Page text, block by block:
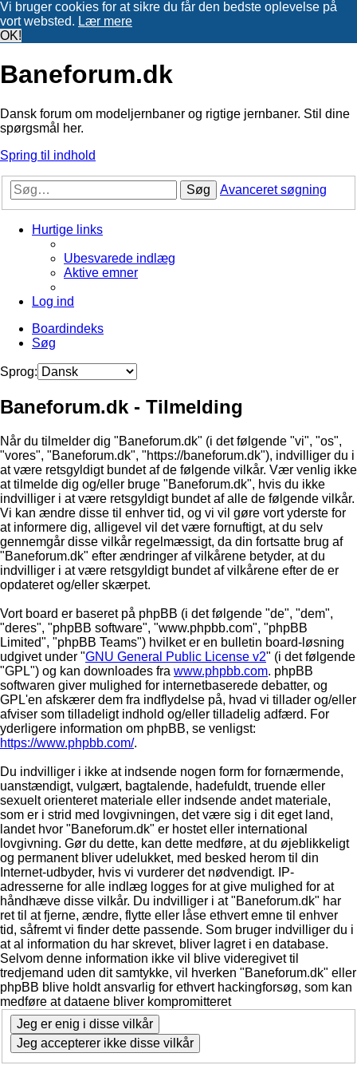
Vi bruger cookies for at sikre du får den bedste oplevelse på
vort websted. Lær mere
OK!
Baneforum.dk
Dansk forum om modeljernbaner og rigtige jernbaner. Stil dine
spørgsmål her.
Spring til indhold
Søg Avanceret søgning
Hurtige links
Ubesvarede indlæg
Aktive emner
Log ind
Boardindeks
Søg
Sprog:
Baneforum.dk - Tilmelding
Når du tilmelder dig "Baneforum.dk" (i det følgende "vi", "os",
"vores", "Baneforum.dk", "https://baneforum.dk"), indvilliger du i
at være retsgyldigt bundet af de følgende vilkår. Vær venlig ikke
at tilmelde dig og/eller bruge "Baneforum.dk", hvis du ikke
indvilliger i at være retsgyldigt bundet af alle de følgende vilkår.
Vi kan ændre disse til enhver tid, og vi vil gøre vort yderste for
at informere dig, alligevel vil det være fornuftigt, at du selv
gennemgår disse vilkår regelmæssigt, da din fortsatte brug af
"Baneforum.dk" efter ændringer af vilkårene betyder, at du
indvilliger i at være retsgyldigt bundet af vilkårene efter de er
opdateret og/eller skærpet.
Vort board er baseret på phpBB (i det følgende "de", "dem",
"deres", "phpBB software", "www.phpbb.com", "phpBB
Limited", "phpBB Teams") hvilket er en bulletin board-løsning
udgivet under "GNU General Public License v2" (i det følgende
"GPL") og kan downloades fra www.phpbb.com. phpBB
softwaren giver mulighed for internetbaserede debatter, og
GPL'en afskærer dem fra indflydelse på, hvad vi tillader og/eller
afviser som tilladeligt indhold og/eller tilladelig adfærd. For
yderligere information om phpBB, se venligst:
https://www.phpbb.com/.
Du indvilliger i ikke at indsende nogen form for fornærmende,
uanstændigt, vulgært, bagtalende, hadefuldt, truende eller
sexuelt orienteret materiale eller indsende andet materiale,
som er i strid med lovgivningen, det være sig i dit eget land,
landet hvor "Baneforum.dk" er hostet eller international
lovgivning. Gør du dette, kan dette medføre, at du øjeblikkeligt
og permanent bliver udelukket, med besked herom til din
Internet-udbyder, hvis vi vurderer det nødvendigt. IP-
adresserne for alle indlæg logges for at give mulighed for at
håndhæve disse vilkår. Du indvilliger i at "Baneforum.dk" har
ret til at fjerne, ændre, flytte eller låse ethvert emne til enhver
tid, såfremt vi finder dette passende. Som bruger indvilliger du i
at al information du har skrevet, bliver lagret i en database.
Selvom denne information ikke vil blive videregivet til
tredjemand uden dit samtykke, vil hverken "Baneforum.dk" eller
phpBB blive holdt ansvarlig for ethvert hackingforsøg, som kan
medføre at dataene bliver kompromitteret